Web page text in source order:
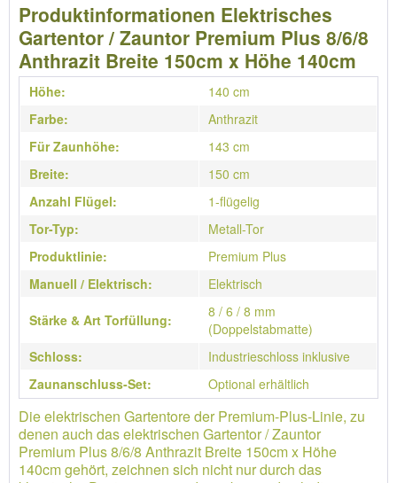
Produktinformationen Elektrisches
Gartentor / Zauntor Premium Plus 8/6/8
Anthrazit Breite 150cm x Höhe 140cm
Höhe:
140 cm
Farbe:
Anthrazit
Für Zaunhöhe:
143 cm
Breite:
150 cm
Anzahl Flügel:
1-flügelig
Tor-Typ:
Metall-Tor
Produktlinie:
Premium Plus
Manuell / Elektrisch:
Elektrisch
Stärke & Art Torfüllung:
8 / 6 / 8 mm
(Doppelstabmatte)
Schloss:
Industrieschloss inklusive
Zaunanschluss-Set:
Optional erhältlich
Die elektrischen Gartentore der Premium-Plus-Linie, zu
denen auch das elektrischen Gartentor / Zauntor
Premium Plus 8/6/8 Anthrazit Breite 150cm x Höhe
140cm gehört, zeichnen sich nicht nur durch das